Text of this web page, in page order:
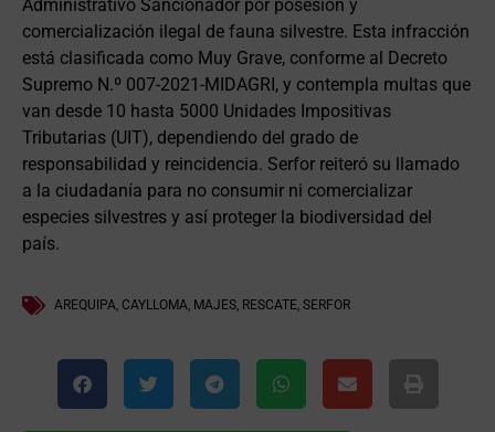
Administrativo Sancionador por posesión y
comercialización ilegal de fauna silvestre. Esta infracción
está clasificada como Muy Grave, conforme al Decreto
Supremo N.º 007-2021-MIDAGRI, y contempla multas que
van desde 10 hasta 5000 Unidades Impositivas
Tributarias (UIT), dependiendo del grado de
responsabilidad y reincidencia. Serfor reiteró su llamado
a la ciudadanía para no consumir ni comercializar
especies silvestres y así proteger la biodiversidad del
país.
AREQUIPA, CAYLLOMA, MAJES, RESCATE, SERFOR